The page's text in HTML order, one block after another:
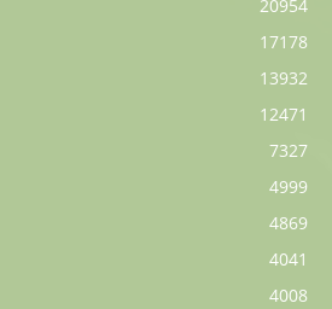
20954
17178
13932
12471
7327
4999
4869
4041
4008